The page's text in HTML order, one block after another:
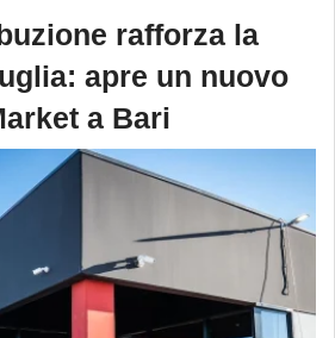
rafforza la
apre un nuovo
a Bari